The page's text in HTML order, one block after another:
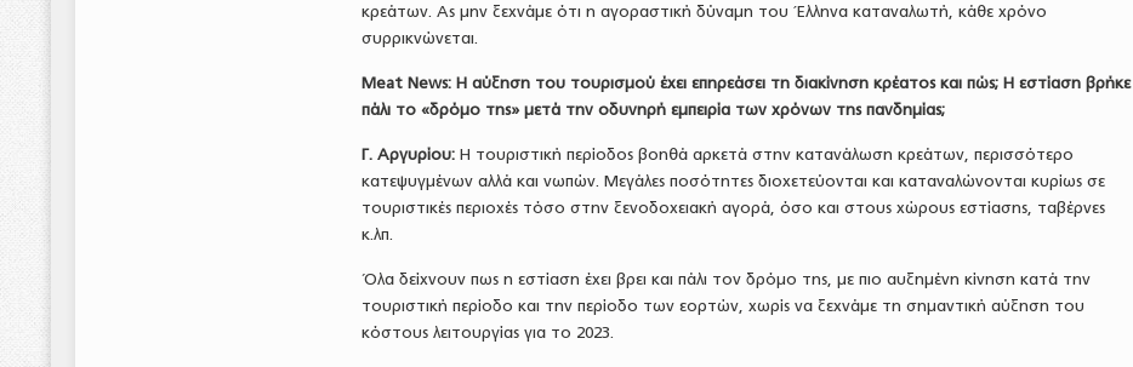
κρεάτων. Ας μην ξεχνάμε ότι η αγοραστική δύναμη του Έλληνα καταναλωτή, κάθε χρόνο
συρρικνώνεται.
Meat News: Η αύξηση του τουρισμού έχει επηρεάσει τη διακίνηση κρέατος και πώς; Η εστίαση βρήκε
πάλι το «δρόμο της» μετά την οδυνηρή εμπειρία των χρόνων της πανδημίας;
Γ. Αργυρίου:Η τουριστική περίοδος βοηθά αρκετά στην κατανάλωση κρεάτων, περισσότερο
κατεψυγμένων αλλά και νωπών. Μεγάλες ποσότητες διοχετεύονται και καταναλώνονται κυρίως σε
τουριστικές περιοχές τόσο στην ξενοδοχειακή αγορά, όσο και στους χώρους εστίασης, ταβέρνες
κ.λπ.
Όλα δείχνουν πως η εστίαση έχει βρει και πάλι τον δρόμο της, με πιο αυξημένη κίνηση κατά την
τουριστική περίοδο και την περίοδο των εορτών, χωρίς να ξεχνάμε τη σημαντική αύξηση του
κόστους λειτουργίας για το 2023.